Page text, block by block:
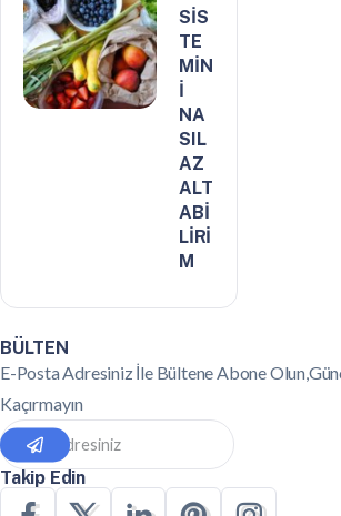
SİS
TE
MİN
İ
NA
SIL
AZ
ALT
ABİ
LİRİ
M
BÜLTEN
E-Posta Adresiniz İle Bültene Abone
Kaçırmayın
Takip Edin